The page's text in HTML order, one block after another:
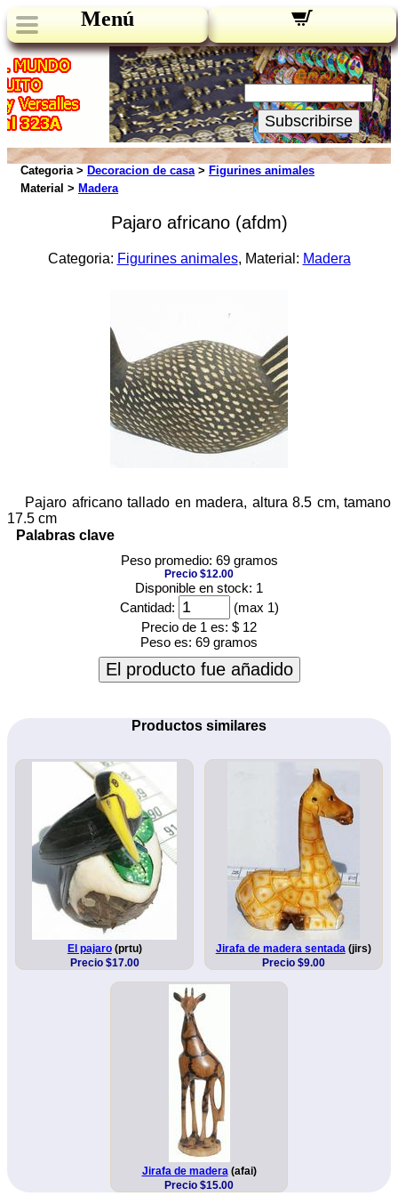
Menú
Novedades:
Su Email:
Subscribirse
Categoria > Decoracion de casa> Figurines animales
Material > Madera
Pajaro africano (afdm)
Categoria: Figurines animales, Material: Madera
Pajaro africano tallado en madera, altura 8.5 cm, tamano
17.5 cm
Palabras clave
Peso promedio: 69 gramos
Precio $12.00
Disponible en stock: 1
Cantidad:
(max 1)
Precio de 1 es: $ 12
Peso es: 69 gramos
El producto fue añadido
Productos similares
El pajaro(prtu)
Precio $17.00
Jirafa de madera sentada (jirs)
Precio $9.00
Jirafa de madera (afai)
Precio $15.00